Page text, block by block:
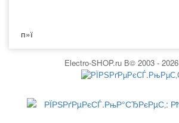
п»ї
Electro-SHOP.ru В© 2003 - 2026